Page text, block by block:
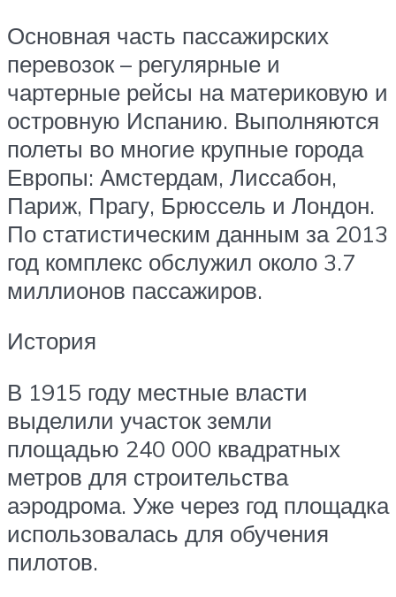
Основная часть пассажирских
перевозок – регулярные и
чартерные рейсы на материковую и
островную Испанию. Выполняются
полеты во многие крупные города
Европы: Амстердам, Лиссабон,
Париж, Прагу, Брюссель и Лондон.
По статистическим данным за 2013
год комплекс обслужил около 3.7
миллионов пассажиров.
История
В 1915 году местные власти
выделили участок земли
площадью 240 000 квадратных
метров для строительства
аэродрома. Уже через год площадка
использовалась для обучения
пилотов.